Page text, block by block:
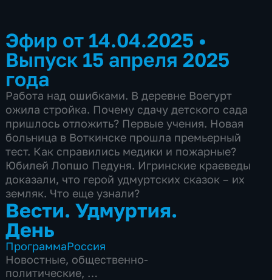
Эфир от 14.04.2025 •
Выпуск 15 апреля 2025
года
Работа над ошибками. В деревне Воегурт
ожила стройка. Почему сдачу детского сада
пришлось отложить? Первые учения. Новая
больница в Воткинске прошла премьерный
тест. Как справились медики и пожарные?
Юбилей Лопшо Педуня. Игринские краеведы
доказали, что герой удмуртских сказок – их
земляк. Что еще узнали?
Вести. Удмуртия.
День
ПрограммаРоссия
Новостные, общественно-
политические,